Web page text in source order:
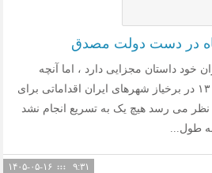
در دست دولت مصدق
خود داستان مجزایی دارد ، اما آنچه
مسلم است از حدود سال ۱۳۰۱ در برخیاز شهرهای ایران اقداماتی برای
می رسد هیچ یک به تسریع انجام نشد
۹:۳۱